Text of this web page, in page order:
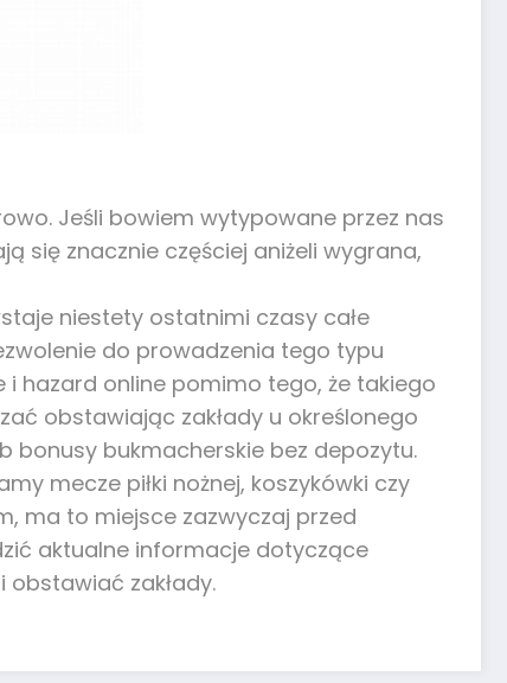
Jeśli bowiem wytypowane przez nas
się znacznie częściej aniżeli wygrana,
niestety ostatnimi czasy całe
do prowadzenia tego typu
i hazard online pomimo tego, że takiego
obstawiając zakłady u określonego
bukmacherskie bez depozytu.
mecze piłki nożnej, koszykówki czy
ma to miejsce zazwyczaj przed
aktualne informacje dotyczące
zakłady.